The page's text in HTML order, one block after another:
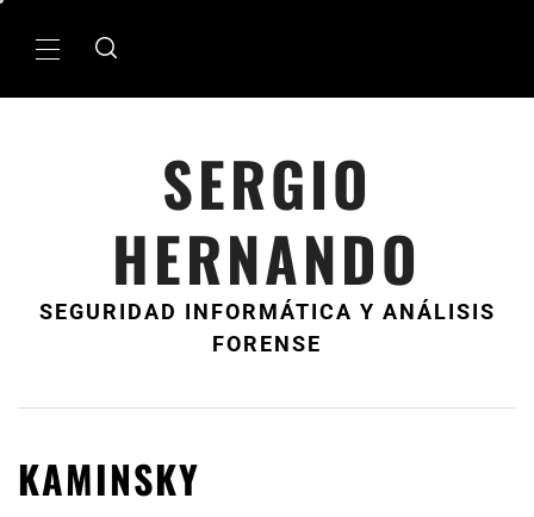
MenÃº
SERGIO
HERNANDO
SEGURIDAD INFORMÁTICA Y ANÁLISIS
FORENSE
KAMINSKY